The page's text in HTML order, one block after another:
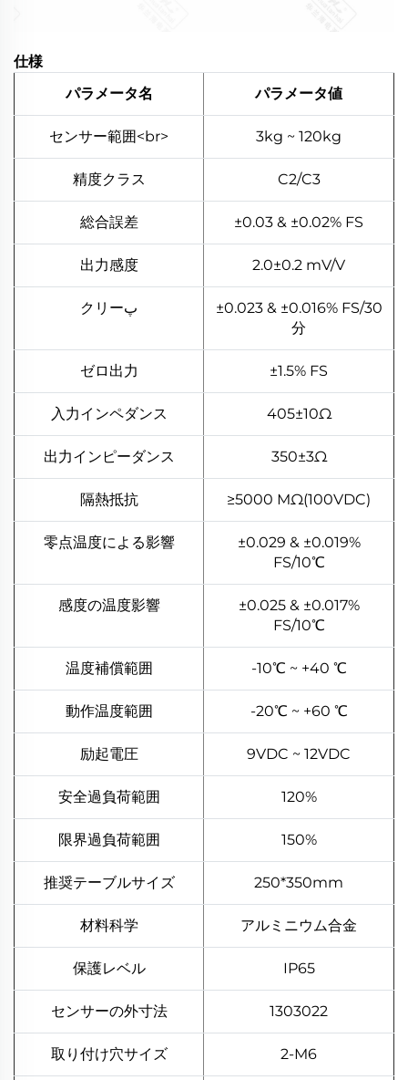
仕様
パラメータ名
パラメータ値
センサー範囲<br> 3kg ~ 120kg
精度クラス C2/C3
総合誤差 ±0.03 & ±0.02% FS
出力感度 2.0±0.2 mV/V
クリーپ
±0.023 & ±0.016% FS/30
分
ゼロ出力 ±1.5% FS
入力インペダンス 405±10Ω
出力インピーダンス 350±3Ω
隔熱抵抗 ≥5000 MΩ(100VDC)
零点温度による影響
±0.029 & ±0.019%
FS/10℃
感度の温度影響
±0.025 & ±0.017%
FS/10℃
温度補償範囲 -10℃ ~ +40 ℃
動作温度範囲 -20℃ ~ +60 ℃
励起電圧 9VDC ~ 12VDC
安全過負荷範囲 120%
限界過負荷範囲 150%
推奨テーブルサイズ 250*350mm
材料科学 アルミニウム合金
保護レベル IP65
センサーの外寸法 1303022
取り付け穴サイズ 2-M6